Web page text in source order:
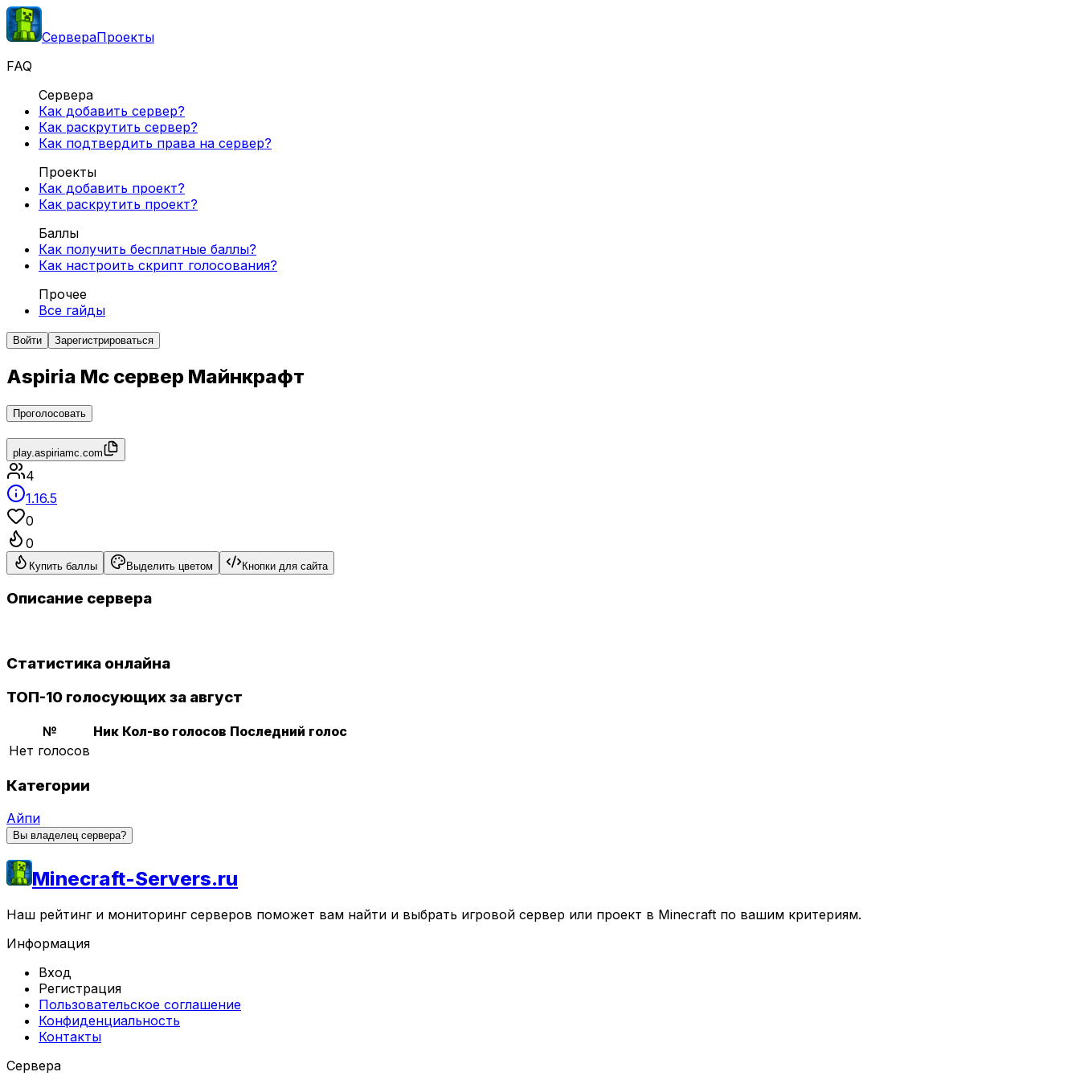
СервераПроекты
FAQ
Сервера
Как добавить сервер?
Как раскрутить сервер?
Как подтвердить права на сервер?
Проекты
Как добавить проект?
Как раскрутить проект?
Баллы
Как получить бесплатные баллы?
Как настроить скрипт голосования?
Прочее
Все гайды
Войти Зарегистрироваться
Aspiria Mc сервер Майнкрафт
Проголосовать
play.aspiriamc.com
4
1.16.5
0
0
Купить баллы Выделить цветом Кнопки для сайта
Описание сервера
Статистика онлайна
ТОП-10 голосующих за август
№ Ник Кол-во голосов Последний голос
Нет голосов
Категории
Айпи
Вы владелец сервера?
Minecraft-Servers.ru
Наш рейтинг и мониторинг серверов поможет вам найти и выбрать игровой сервер или проект в Minecraft по вашим критериям.
Информация
Вход
Регистрация
Пользовательское соглашение
Конфиденциальность
Контакты
Сервера